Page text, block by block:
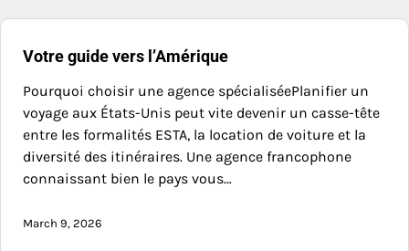
Votre guide vers l’Amérique
Pourquoi choisir une agence spécialiséePlanifier un
voyage aux États-Unis peut vite devenir un casse-tête
entre les formalités ESTA, la location de voiture et la
diversité des itinéraires. Une agence francophone
connaissant bien le pays vous…
March 9, 2026